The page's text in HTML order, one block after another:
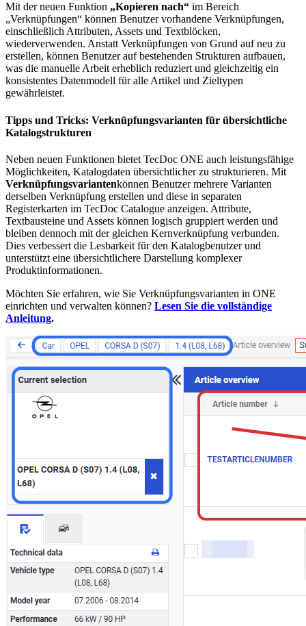
Mit der neuen Funktion „Kopieren nach“ im Bereich
„Verknüpfungen“ können Benutzer vorhandene Verknüpfungen,
einschließlich Attributen, Assets und Textblöcken,
wiederverwenden. Anstatt Verknüpfungen von Grund auf neu zu
erstellen, können Benutzer auf bestehenden Strukturen aufbauen,
was die manuelle Arbeit erheblich reduziert und gleichzeitig ein
konsistentes Datenmodell für alle Artikel und Zieltypen
gewährleistet.
Tipps und Tricks: Verknüpfungsvarianten für übersichtliche
Katalogstrukturen
Neben neuen Funktionen bietet TecDoc ONE auch leistungsfähige
Möglichkeiten, Katalogdaten übersichtlicher zu strukturieren. Mit
Verknüpfungsvariantenkönnen Benutzer mehrere Varianten
derselben Verknüpfung erstellen und diese in separaten
Registerkarten im TecDoc Catalogue anzeigen. Attribute,
Textbausteine und Assets können logisch gruppiert werden und
bleiben dennoch mit der gleichen Kernverknüpfung verbunden.
Dies verbessert die Lesbarkeit für den Katalogbenutzer und
unterstützt eine übersichtlichere Darstellung komplexer
Produktinformationen.
Möchten Sie erfahren, wie Sie Verknüpfungsvarianten in ONE
einrichten und verwalten können? Lesen Sie die vollständige
Anleitung.